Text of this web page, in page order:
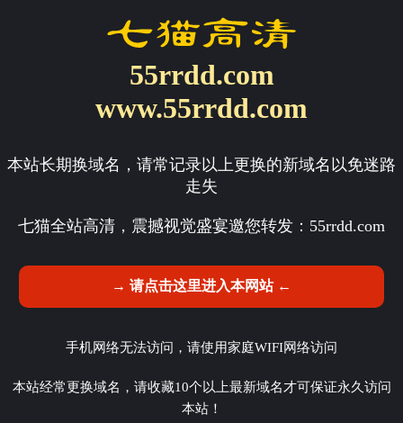
55rrdd.com
www.55rrdd.com
本站长期换域名，请常记录以上更换的新域名以免迷路
走失
七猫全站高清，震撼视觉盛宴邀您转发： 55rrdd.com
→ 请点击这里进入本网站 ←
手机网络无法访问，请使用家庭WIFI网络访问
本站经常更换域名，请收藏10个以上最新域名才可保证永久访问
本站！